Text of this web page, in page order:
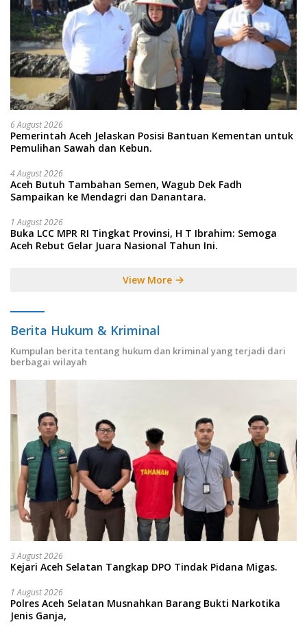
6 August 2026
Pemerintah Aceh Jelaskan Posisi Bantuan Kementan untuk
Pemulihan Sawah dan Kebun.
4 August 2026
Aceh Butuh Tambahan Semen, Wagub Dek Fadh
Sampaikan ke Mendagri dan Danantara.
1 August 2026
Buka LCC MPR RI Tingkat Provinsi, H T Ibrahim: Semoga
Aceh Rebut Gelar Juara Nasional Tahun Ini.
View More
Berita Hukum & Kriminal
Kumpulan berita tentang hukum dan kriminal yang terjadi dari
berbagai wilayah
3 August 2026
Kejari Aceh Selatan Tangkap DPO Tindak Pidana Migas.
1 August 2026
Polres Aceh Selatan Musnahkan Barang Bukti Narkotika
Jenis Ganja,